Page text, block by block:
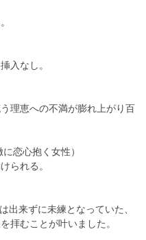
入なし。
理恵への不満が膨れ上がり百
恋心抱く女性）
られる。
出来ずに未練となっていた、
拝むことが叶いました。